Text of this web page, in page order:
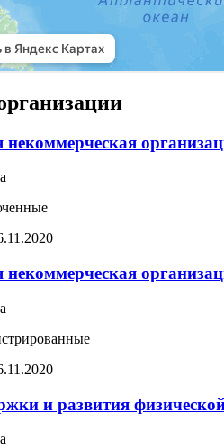
некоммерческая
и развития